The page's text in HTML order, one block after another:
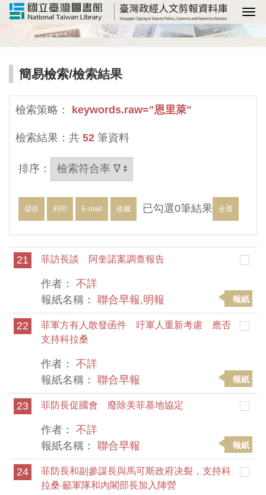
選
簡易檢索/檢索結果
檢索策略： keywords.raw="恩里萊"
檢索結果：共 52 筆資料
排序：
儲存 列印 E-mail 收藏 已勾選0筆結果 全選
21 菲訪長談 阿奎諾案調查報告
作者： 不詳
報紙名稱： 聯合早報,明報 報紙
22
菲軍方有人散發函件 吁軍人重新考慮 應否
支持科拉桑
作者： 不詳
報紙名稱： 聯合早報 報紙
23 菲防長促國會 廢除美菲基地協定
作者： 不詳
報紙名稱： 聯合早報 報紙
24
菲防長和副參謀長與馬可斯政府决裂，支持科
拉桑‧籲軍隊和內閣部長加入陣營